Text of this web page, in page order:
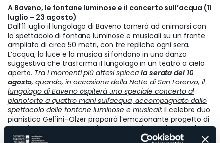
A Baveno, le fontane luminose e il concerto sull’acqua (11
luglio – 23 agosto)
Dall’11 luglio il lungolago di Baveno tornerà ad animarsi con
lo spettacolo di fontane luminose e musicali su un fronte
ampliato di circa 50 metri, con tre repliche ogni sera.
L’acqua, la luce e la musica si fondono in una danza
suggestiva che trasforma il lungolago in un teatro a cielo
aperto. Tra i momenti più attesi spicca la serata del 10
agosto, quando, in occasione della Notte di San Lorenzo, il
lungolago di Baveno ospiterà uno speciale concerto al
pianoforte a quattro mani sull'acqua, accompagnato dallo
spettacolo delle fontane luminose e musicali: il celebre duo
pianistico Gelfini–Olzer proporrà l’emozionante progetto di
pianoforte a quattro mani in un’atmosfera unica, con le
note che si diffonderanno sull’acqua nella notte di San